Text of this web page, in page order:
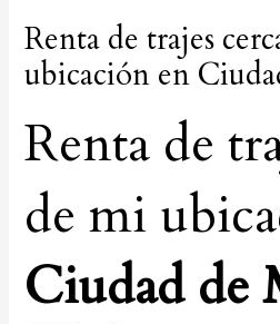
Renta de trajes
ubicación en
Renta de
de mi
Ciudad de